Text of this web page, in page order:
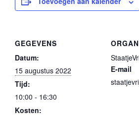
GEGEVENS
Datum:
15 augustus 2022
Tijd:
10:00 - 16:30
Kosten:
E-mail